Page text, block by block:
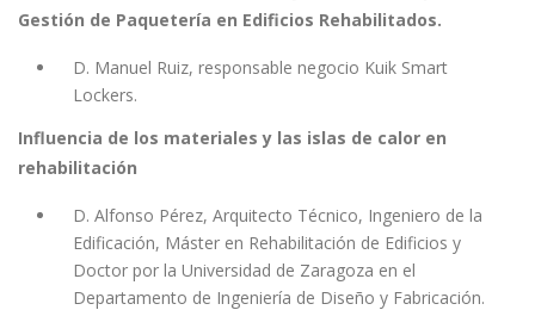
Gestión de Paquetería en Edificios Rehabilitados.
D. Manuel Ruiz, responsable negocio Kuik Smart
Lockers.
Influencia de los materiales y las islas de calor en
rehabilitación
D. Alfonso Pérez, Arquitecto Técnico, Ingeniero de la
Edificación, Máster en Rehabilitación de Edificios y
Doctor por la Universidad de Zaragoza en el
Departamento de Ingeniería de Diseño y Fabricación.